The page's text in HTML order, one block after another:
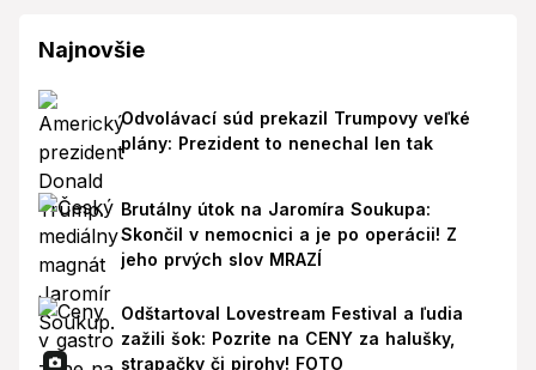
Najnovšie
Odvolávací súd prekazil Trumpovy veľké
plány: Prezident to nenechal len tak
Brutálny útok na Jaromíra Soukupa:
Skončil v nemocnici a je po operácii! Z
jeho prvých slov MRAZÍ
Odštartoval Lovestream Festival a ľudia
zažili šok: Pozrite na CENY za halušky,
strapačky či pirohy! FOTO